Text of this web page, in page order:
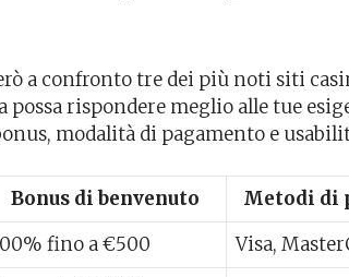
a confronto tre dei più noti siti
rispondere meglio alle tue
modalità di pagamento e
Bonus di benvenuto Metodi di
fino a €500 Visa,